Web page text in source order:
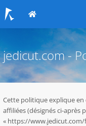
jedicut.com -
Cette politique explique en
affiliées (désignés ci-après
« https://www.jedicut.com/